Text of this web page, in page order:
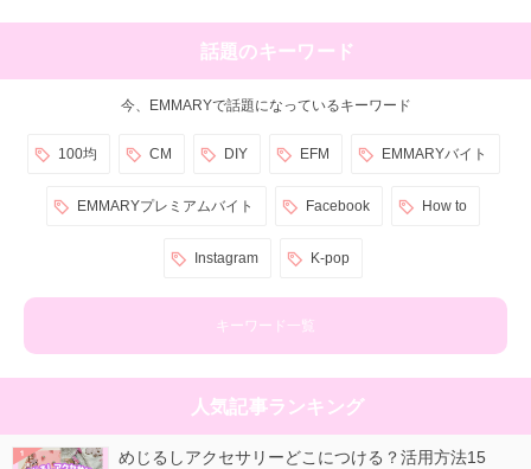
話題のキーワード
今、EMMARYで話題になっているキーワード
100均 CM DIY EFM EMMARYバイト
EMMARYプレミアムバイト Facebook How to
Instagram K-pop
キーワード一覧
人気記事ランキング
めじるしアクセサリーどこにつける？活用方法15